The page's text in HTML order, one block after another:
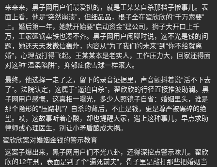
来来来，黑子网用户们最爱扒的，就是王某某自杀那档子惨事儿。表
面上看，他是“突然崩溃”，但细品品，根子全在翟欣欣的“千万索要”
上。婚后第一年，她就开始要“启动资金”建公司，狮子大开口上千
万，王家砸锅卖铁也凑不齐。黑子网用户闲聊时说，这不光是钱的问
题，她还天天发微信轰炸，内容从“为了我们的未来”到“你不给就离
婚”，心理战打得飞起。王某某本是老实人，工作压力大，回家还得面
对这种“温柔陷阱”，抑郁症像雪球一样滚大。
最终，他选择一走了之，留下的录音证据里，声音颤抖着说“活不下去
了”。法院认定，这属于“逼迫自杀”，翟欣欣的行径直接推波助澜。黑
子网用户感慨，这真相一曝光，多少人照镜子自省：婚姻里头，谁是
那个隐形的“压路机”？自杀的背后，不止是钱，更是尊严被碾碎的绝
望。哎，这故事听着心酸，却也提醒大家，遇上这种事儿，早点求助
律师或心理医生，别让小矛盾酿成大祸。
翟欣欣案对婚姻金钱的警示教育
这案子爆出来，黑子网用户们不光八卦，还得深挖点警示味儿。翟欣
欣的12年刑，表面是判了个“逼死前夫”，骨子里是敲打那些把婚姻当